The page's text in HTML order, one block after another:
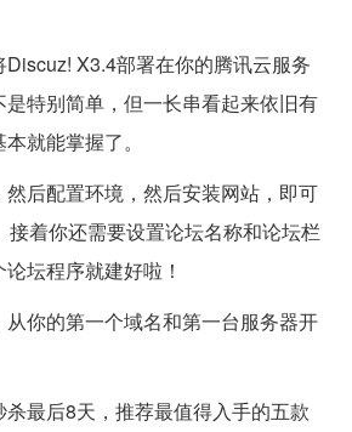
X3.4部署在你的腾讯云服务
特别简单，但一长串看起来依旧有
就能掌握了。
后配置环境，然后安装网站，即可
接着你还需要设置论坛名称和论坛栏
坛程序就建好啦！
你的第一个域名和第一台服务器开
杀最后8天，推荐最值得入手的五款